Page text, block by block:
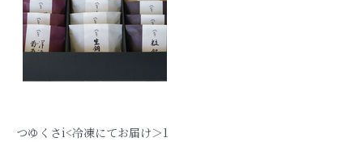
つゆくさi<冷凍にてお届け＞1